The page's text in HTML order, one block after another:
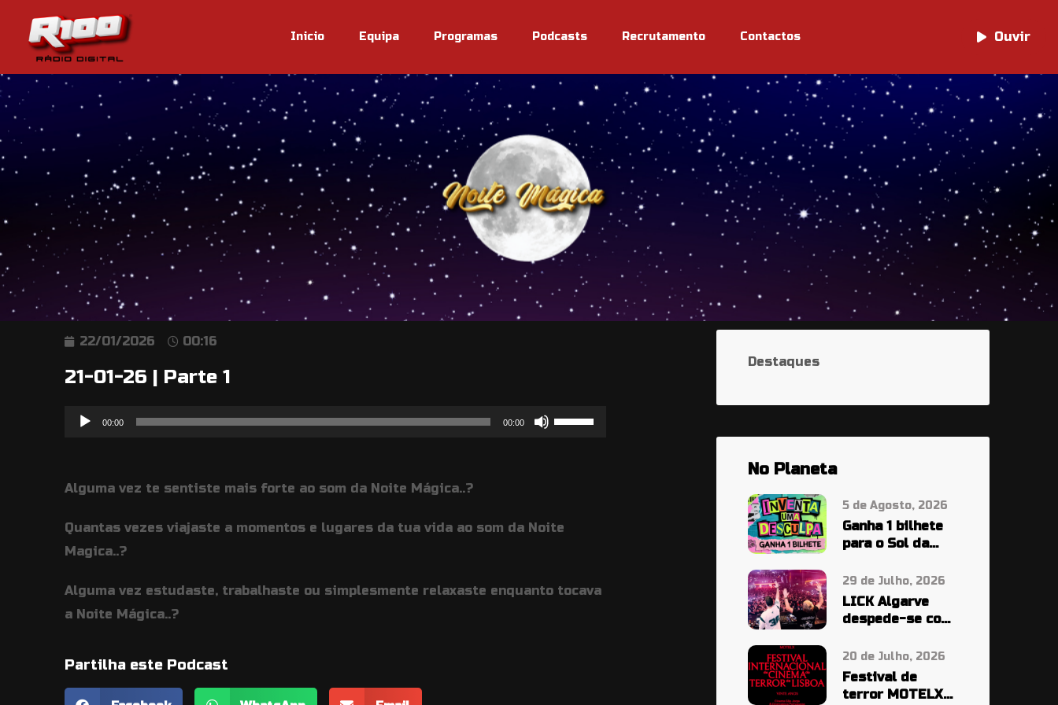
Inicio Equipa Programas Podcasts Recrutamento Contactos Ouvir
Ouvir
22/01/2026 00:16
21-01-26 | Parte 1
Reprodutor
00:00 00:00
Use
aumentar
Alguma vez te sentiste mais forte ao som da Noite Mágica..?
Quantas vezes viajaste a momentos e lugares da tua vida ao som da Noite
Magica..?
Alguma vez estudaste, trabalhaste ou simplesmente relaxaste enquanto tocava
a Noite Mágica..?
Partilha este Podcast
Destaques
No Planeta
5 de Agosto, 2026
Ganha 1 bilhete
para o Sol da
PALA…
29 de Julho, 2026
LICK Algarve
despede-se com
grande
20 de Julho, 2026
Festival de
terror MOTELX